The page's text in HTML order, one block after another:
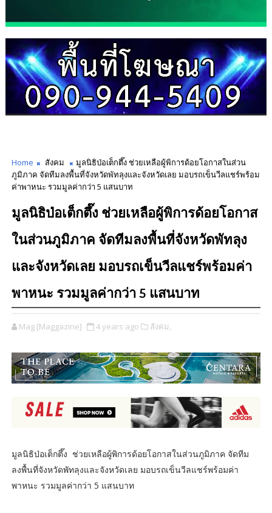
Home สังคม
มูลนิธิป่อเต็กตึ๊ง ช่วยเหลือผู้พิการด้อยโอกาสในส่วน
ภูมิภาค จัดทีมลงพื้นที่จังหวัดพัทลุงและจังหวัดเลย มอบรถเข็นวีลแชร์พร้อม
ค่าพาหนะ รวมมูลค่ากว่า 5 แสนบาท
มูลนิธิป่อเต็กตึ๊ง ช่วยเหลือผู้พิการด้อยโอกาส
ในส่วนภูมิภาค จัดทีมลงพื้นที่จังหวัดพัทลุง
และจังหวัดเลย มอบรถเข็นวีลแชร์พร้อมค่า
พาหนะ รวมมูลค่ากว่า 5 แสนบาท
Mag [Maggazine] 4 years ago สังคม,
มูลนิธิป่อเต็กตึ๊ง ช่วยเหลือผู้พิการด้อยโอกาสในส่วนภูมิภาค จัดทีม
ลงพื้นที่จังหวัดพัทลุงและจังหวัดเลย มอบรถเข็นวีลแชร์พร้อมค่า
พาหนะ รวมมูลค่ากว่า 5 แสนบาท